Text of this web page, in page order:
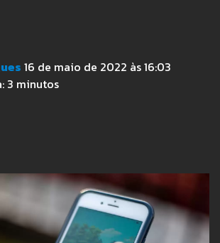
16 de maio de 2022 às 16:03
3 minutos